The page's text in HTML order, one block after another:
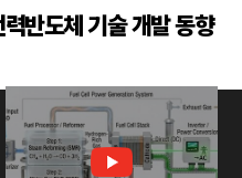
반도체 기술 개발 동향